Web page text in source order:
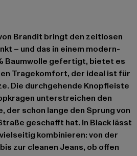
Brandit bringt den zeitlosen
– und das in einem modern-
Baumwolle gefertigt, bietet es
Tragekomfort, der ideal ist für
Die durchgehende Knopfleiste
unterstreichen den
schon lange den Sprung von
geschafft hat. In Black lässt
kombinieren: von der
zur cleanen Jeans, ob offen